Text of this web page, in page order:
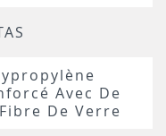
Avec De
De Verre